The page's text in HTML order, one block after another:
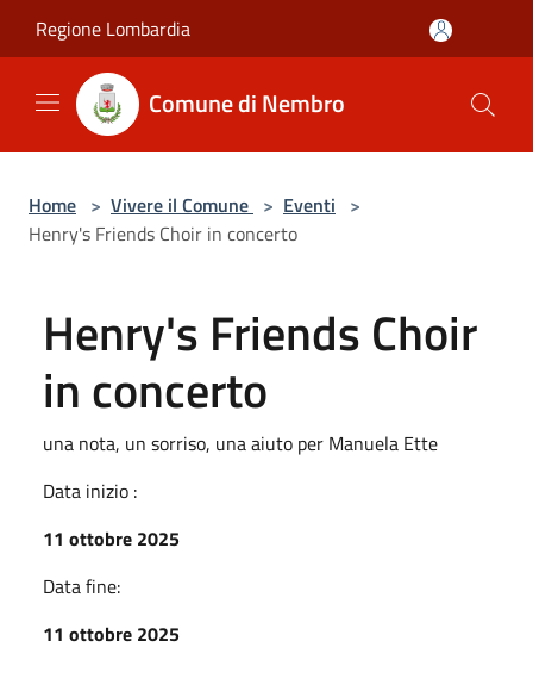
Regione Lombardia
Comune di Nembro
Home > Vivere il Comune > Eventi >
Henry's Friends Choir in concerto
Henry's Friends Choir
in concerto
una nota, un sorriso, una aiuto per Manuela Ette
Data inizio :
11 ottobre 2025
Data fine:
11 ottobre 2025